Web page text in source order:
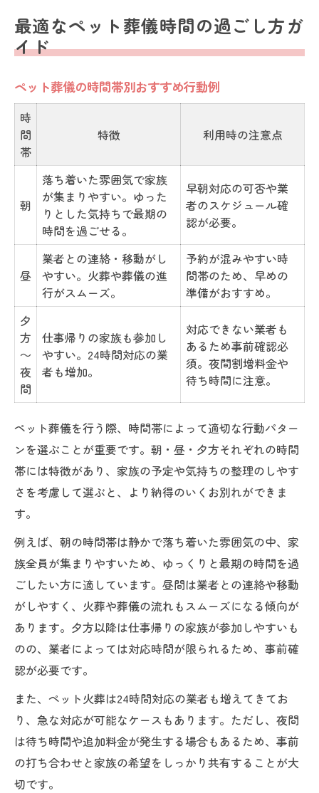
火葬当日の流れと時間配分のコツ
ペット葬儀当日の流れを時系列で解説
スムーズな進行を叶える時間管理術
火葬当日によくある時間の疑問解消
ペット葬儀前日までに整えたい準備リスト
心を落ち着けるペット葬儀当日の過ごし方
ペット葬儀に必要な持ち物と注意点
家族みんなでできる心の準備方法
ペット葬儀の流れを把握して安心を得る
時間を意識した葬儀で後悔しない別れ方
ペット葬儀の時間配分で大切なポイント一
覧
限られた時間で伝えたい感謝の気持ち
ペット葬儀で後悔しないための心得
ゆとりを持った葬儀時間の使い方
ペット葬儀後も続く心のケア方法
ペット火葬の所要時間と保存のポイント
ペット葬儀の火葬時間目安を動物別に比較
ペット葬儀で火葬前後の時間管理術
小型犬や猫の火葬所要時間の違い
ペット葬儀で焦らないための保存ポイント
ペット葬儀は何時間が目安なのか解説
ペット葬儀の所要時間目安一覧表
葬儀時間が長引く場合の対応策
ペット葬儀の進行別平均時間を知る
火葬・収骨・お別れの時間配分例
ペット葬儀の時間に関するよくある疑問
最適なペット葬儀時間の過ごし方ガ
イド
ペット葬儀の時間帯別おすすめ行動例
時
間
帯
特徴 利用時の注意点
朝
落ち着いた雰囲気で家族
が集まりやすい。ゆった
りとした気持ちで最期の
時間を過ごせる。
早朝対応の可否や業
者のスケジュール確
認が必要。
昼
業者との連絡・移動がし
やすい。火葬や葬儀の進
行がスムーズ。
予約が混みやすい時
間帯のため、早めの
準備がおすすめ。
夕
方
～
夜
間
仕事帰りの家族も参加し
やすい。24時間対応の業
者も増加。
対応できない業者も
あるため事前確認必
須。夜間割増料金や
待ち時間に注意。
ペット葬儀を行う際、時間帯によって適切な行動パター
ンを選ぶことが重要です。朝・昼・夕方それぞれの時間
帯には特徴があり、家族の予定や気持ちの整理のしやす
さを考慮して選ぶと、より納得のいくお別れができま
す。
例えば、朝の時間帯は静かで落ち着いた雰囲気の中、家
族全員が集まりやすいため、ゆっくりと最期の時間を過
ごしたい方に適しています。昼間は業者との連絡や移動
がしやすく、火葬や葬儀の流れもスムーズになる傾向が
あります。夕方以降は仕事帰りの家族が参加しやすいも
のの、業者によっては対応時間が限られるため、事前確
認が必要です。
また、ペット火葬は24時間対応の業者も増えてきてお
り、急な対応が可能なケースもあります。ただし、夜間
は待ち時間や追加料金が発生する場合もあるため、事前
の打ち合わせと家族の希望をしっかり共有することが大
切です。